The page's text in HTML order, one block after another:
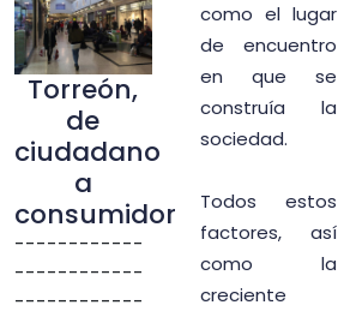
Torreón,
de
ciudadano
a
consumidor
------------
------------
------------
como el lugar
de encuentro
en que se
construía la
sociedad.
Todos estos
factores, así
como la
creciente